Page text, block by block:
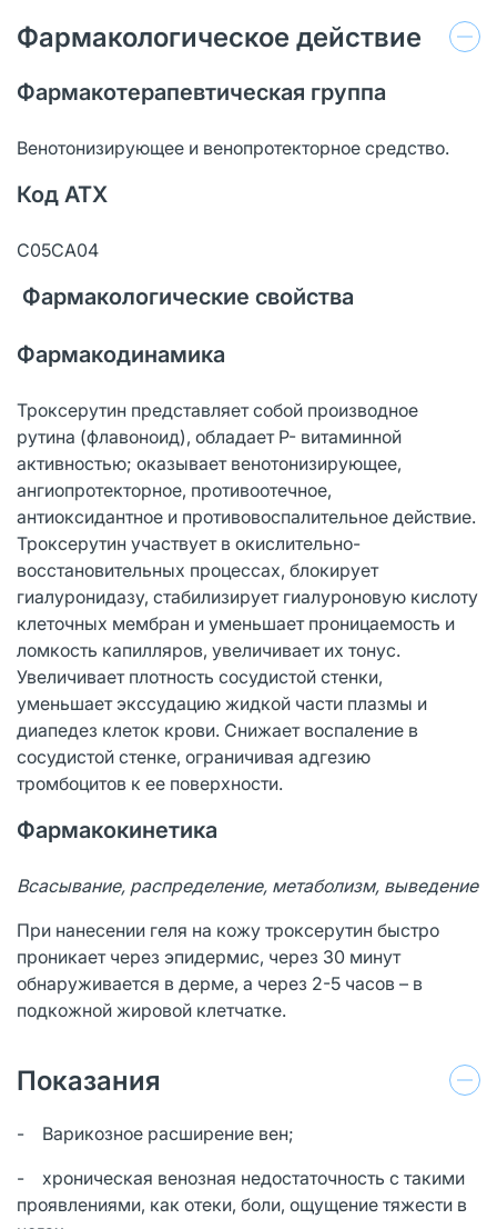
Фармакологическое действие
Фармакотерапевтическая группа
Венотонизирующее и венопротекторное средство.
Код АТХ
C05CA04
Фармакологические свойства
Фармакодинамика
Троксерутин представляет собой производное
рутина (флавоноид), обладает P- витаминной
активностью; оказывает венотонизирующее,
ангиопротекторное, противоотечное,
антиоксидантное и противовоспалительное действие.
Троксерутин участвует в окислительно-
восстановительных процессах, блокирует
гиалуронидазу, стабилизирует гиалуроновую кислоту
клеточных мембран и уменьшает проницаемость и
ломкость капилляров, увеличивает их тонус.
Увеличивает плотность сосудистой стенки,
уменьшает экссудацию жидкой части плазмы и
диапедез клеток крови. Снижает воспаление в
сосудистой стенке, ограничивая адгезию
тромбоцитов к ее поверхности.
Фармакокинетика
Всасывание, распределение, метаболизм, выведение
При нанесении геля на кожу троксерутин быстро
проникает через эпидермис, через 30 минут
обнаруживается в дерме, а через 2-5 часов – в
подкожной жировой клетчатке.
Показания
- Варикозное расширение вен;
- хроническая венозная недостаточность с такими
проявлениями, как отеки, боли, ощущение тяжести в